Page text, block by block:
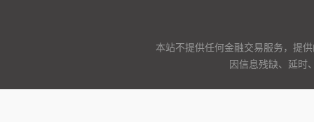
本站不提供任何金融交易服务，提
因信息残缺、延时